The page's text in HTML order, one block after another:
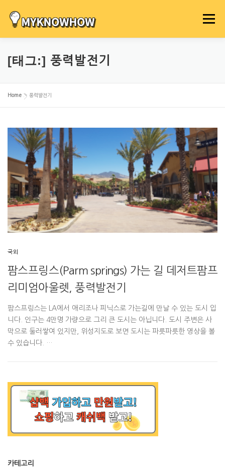
로
메뉴
[태그:] 풍력발전기
Home » 풍력발전기
국외
팜스프링스(Parm springs) 가는 길 데저트팜프
리미엄아울렛, 풍력발전기
팜스프링스는 LA에서 애리조나 피닉스로 가는길에 만날 수 있는 도시 입
니다. 인구는 4만명 가량으로 그리 큰 도시는 아닙니다. 도시 주변은 사
막으로 둘러쌓여 있지만, 위성지도로 보면 도시는 파릇파릇한 영상을 볼
수 있습니다. …
카테고리